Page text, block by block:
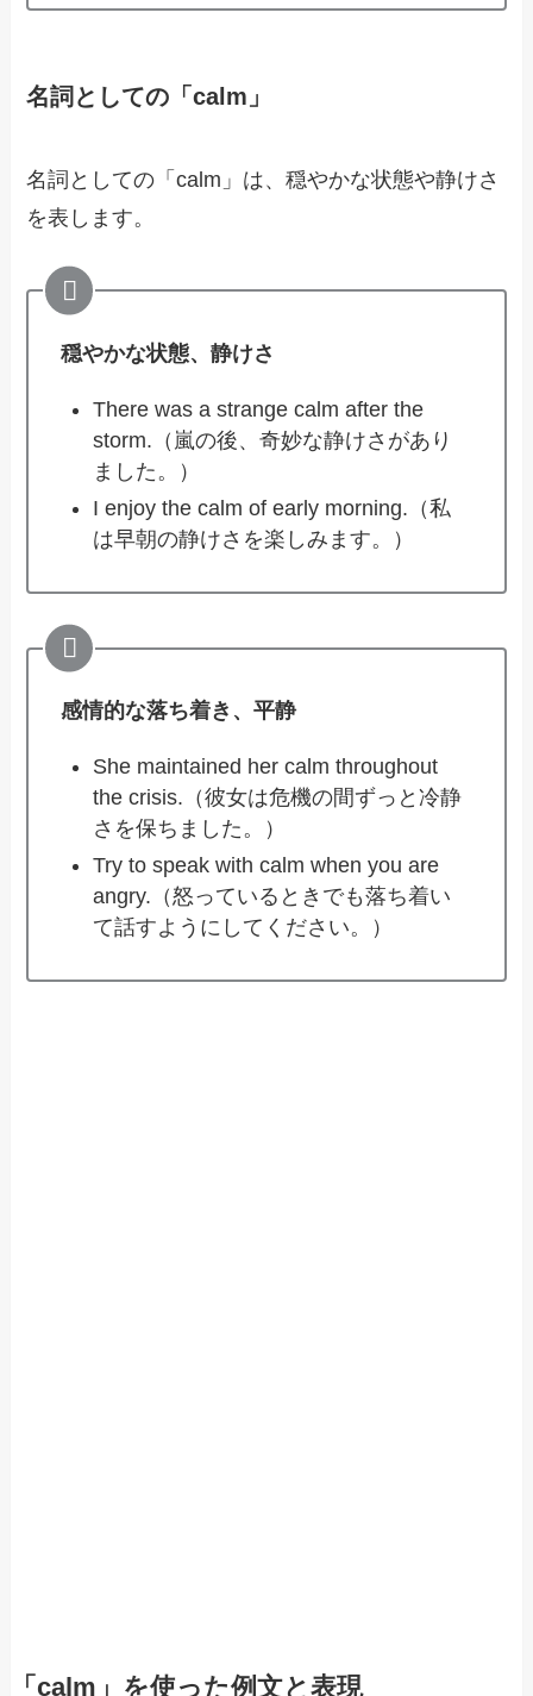
名詞としての「calm」
名詞としての「calm」は、穏やかな状態や静けさ
を表します。
穏やかな状態、静けさ
There was a strange calm after the
storm.（嵐の後、奇妙な静けさがあり
ました。）
I enjoy the calm of early morning.（私
は早朝の静けさを楽しみます。）
感情的な落ち着き、平静
She maintained her calm throughout
the crisis.（彼女は危機の間ずっと冷静
さを保ちました。）
Try to speak with calm when you are
angry.（怒っているときでも落ち着い
て話すようにしてください。）
「calm」を使った例文と表現